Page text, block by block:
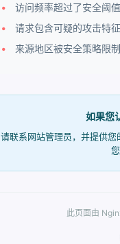
访问频率超过了安全阈值
请求包含可疑的攻击特征
来源地区被安全策略限制
如果您
请联系网站管理员，并提供
此页面由